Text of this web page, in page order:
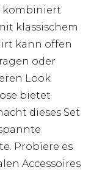
kombiniert
klassischem
kann offen
oder
Look
bietet
dieses Set
Probiere es
Accessoires